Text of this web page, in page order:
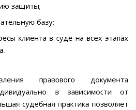
защиты;
базу;
клиента в суде на всех этапах
правового документа
в зависимости от
судебная практика позволяет